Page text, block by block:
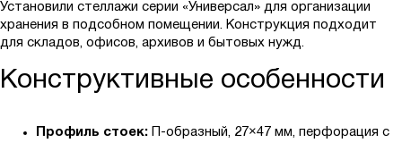
Установили стеллажи серии «Универсал» для организации
хранения в подсобном помещении. Конструкция подходит
для складов, офисов, архивов и бытовых нужд.
Конструктивные особенности
Профиль стоек: П-образный, 27×47 мм, перфорация с